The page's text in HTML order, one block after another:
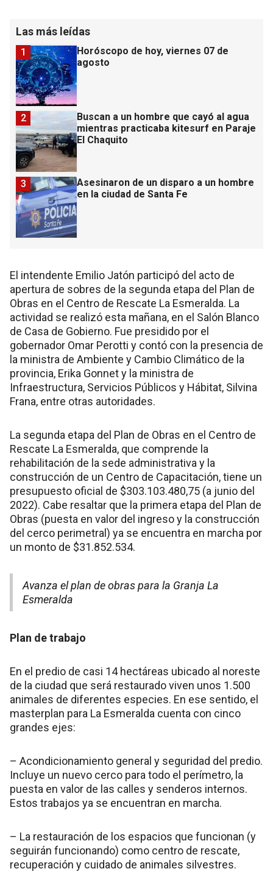
Las más leídas
Horóscopo de hoy, viernes 07 de
agosto
1
Buscan a un hombre que cayó al agua
mientras practicaba kitesurf en Paraje
El Chaquito
2
Asesinaron de un disparo a un hombre
en la ciudad de Santa Fe
3
El intendente Emilio Jatón participó del acto de
apertura de sobres de la segunda etapa del Plan de
Obras en el Centro de Rescate La Esmeralda. La
actividad se realizó esta mañana, en el Salón Blanco
de Casa de Gobierno. Fue presidido por el
gobernador Omar Perotti y contó con la presencia de
la ministra de Ambiente y Cambio Climático de la
provincia, Erika Gonnet y la ministra de
Infraestructura, Servicios Públicos y Hábitat, Silvina
Frana, entre otras autoridades.
La segunda etapa del Plan de Obras en el Centro de
Rescate La Esmeralda, que comprende la
rehabilitación de la sede administrativa y la
construcción de un Centro de Capacitación, tiene un
presupuesto oficial de $303.103.480,75 (a junio del
2022). Cabe resaltar que la primera etapa del Plan de
Obras (puesta en valor del ingreso y la construcción
del cerco perimetral) ya se encuentra en marcha por
un monto de $31.852.534.
Avanza el plan de obras para la Granja La
Esmeralda
Plan de trabajo
En el predio de casi 14 hectáreas ubicado al noreste
de la ciudad que será restaurado viven unos 1.500
animales de diferentes especies. En ese sentido, el
masterplan para La Esmeralda cuenta con cinco
grandes ejes:
– Acondicionamiento general y seguridad del predio.
Incluye un nuevo cerco para todo el perímetro, la
puesta en valor de las calles y senderos internos.
Estos trabajos ya se encuentran en marcha.
– La restauración de los espacios que funcionan (y
seguirán funcionando) como centro de rescate,
recuperación y cuidado de animales silvestres.